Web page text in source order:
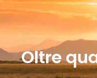
Oltre